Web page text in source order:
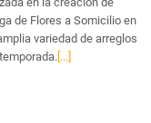
de Flores a Somicilio en
variedad de arreglos
[...]